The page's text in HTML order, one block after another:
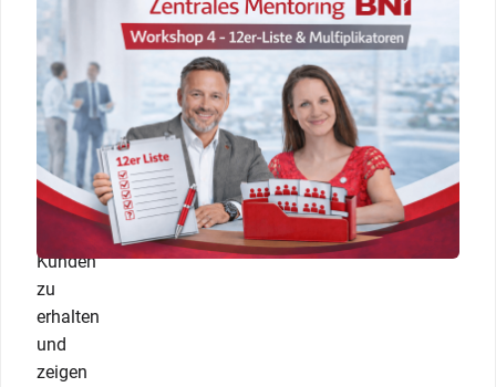
Zugang
zu
den
für
dein
Geschäft
relevanten
Unternehmen
Kunden
zu
erhalten
und
zeigen